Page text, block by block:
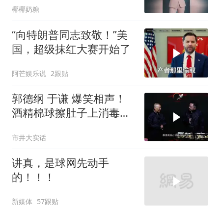
椰椰奶糖
“向特朗普同志致敬！”美
国，超级抹红大赛开始了
阿芒娱乐说 2跟贴
郭德纲 于谦 爆笑相声！
酒精棉球擦肚子上消毒，
擦反了？
市井大实话
讲真，是球网先动手
的！！！
新媒体 57跟贴